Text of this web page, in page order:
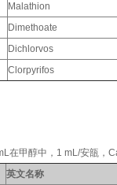
Malathion
Dimethoate
Dichlorvos
Clorpyrifos
甲醇中，1 mL/安瓿，
英文名称